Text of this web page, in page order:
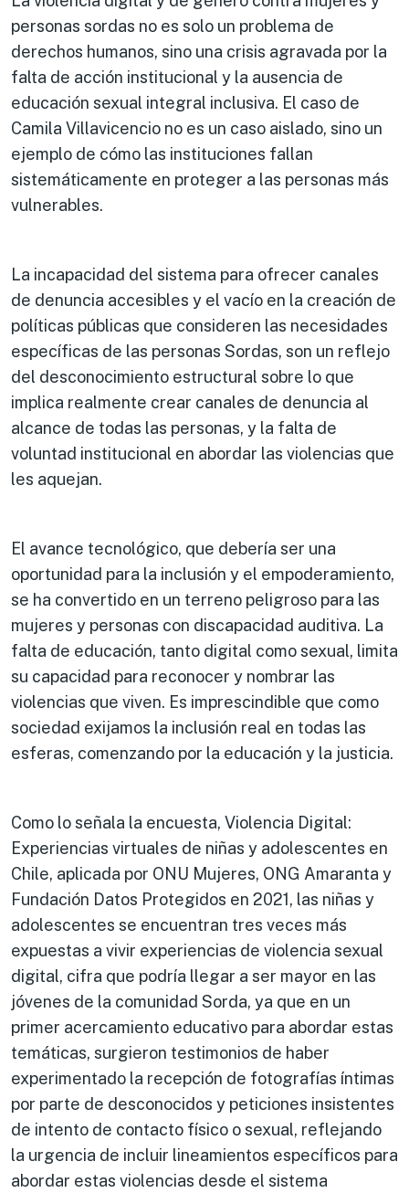
personas sordas no es solo un problema de
derechos humanos, sino una crisis agravada por la
falta de acción institucional y la ausencia de
educación sexual integral inclusiva. El caso de
Camila Villavicencio no es un caso aislado, sino un
ejemplo de cómo las instituciones fallan
sistemáticamente en proteger a las personas más
vulnerables.
La incapacidad del sistema para ofrecer canales
de denuncia accesibles y el vacío en la creación de
políticas públicas que consideren las necesidades
específicas de las personas Sordas, son un reflejo
del desconocimiento estructural sobre lo que
implica realmente crear canales de denuncia al
alcance de todas las personas, y la falta de
voluntad institucional en abordar las violencias que
les aquejan.
El avance tecnológico, que debería ser una
oportunidad para la inclusión y el empoderamiento,
se ha convertido en un terreno peligroso para las
mujeres y personas con discapacidad auditiva. La
falta de educación, tanto digital como sexual, limita
su capacidad para reconocer y nombrar las
violencias que viven. Es imprescindible que como
sociedad exijamos la inclusión real en todas las
esferas, comenzando por la educación y la justicia.
Como lo señala la encuesta, Violencia Digital:
Experiencias virtuales de niñas y adolescentes en
Chile, aplicada por ONU Mujeres, ONG Amaranta y
Fundación Datos Protegidos en 2021, las niñas y
adolescentes se encuentran tres veces más
expuestas a vivir experiencias de violencia sexual
digital, cifra que podría llegar a ser mayor en las
jóvenes de la comunidad Sorda, ya que en un
primer acercamiento educativo para abordar estas
temáticas, surgieron testimonios de haber
experimentado la recepción de fotografías íntimas
por parte de desconocidos y peticiones insistentes
de intento de contacto físico o sexual, reflejando
la urgencia de incluir lineamientos específicos para
abordar estas violencias desde el sistema